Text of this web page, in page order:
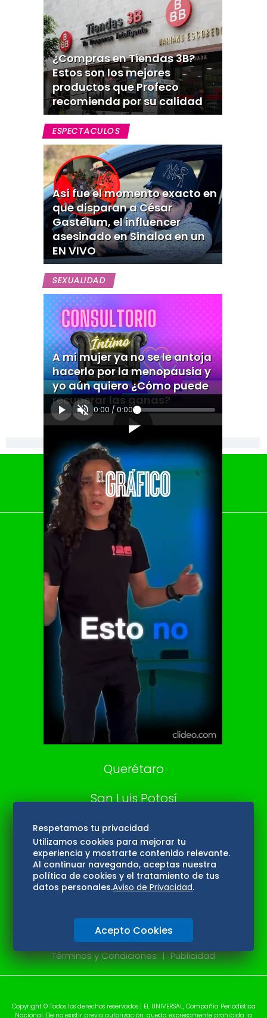
¿Compras en Tiendas 3B?
Estos son los mejores
productos que Profeco
recomienda por su calidad
ESPECTACULOS
Así fue el momento exacto en
que disparan a César
Gastélum, el influencer
asesinado en Sinaloa en un
EN VIVO
SEXUALIDAD
A mi mujer ya no se le antoja
hacerlo por la menopausia y
yo aún quiero ¿Cómo puede
recuperar las ganas?
0:00 / 0:00
[Publicidad]
El Universal
Vive USA
Clase
De 10 sports
DeDinero
Confabulario
Aviso Oportuno
Consultas
Querétaro
San Luis Potosí
Edomex
Consultas
Hidalgo
Oaxaca
Aviso de privacidad
Directorio
Términos y Condiciones
Publicidad
Copyright © Todos los derechos reservados | EL UNIVERSAL, Compañía Periodística
Nacional. De no existir previa autorización, queda expresamente prohibida la
Respetamos tu privacidad
Utilizamos cookies para mejorar tu
experiencia y mostrarte contenido relevante.
Al continuar navegando, aceptas nuestra
política de cookies y el tratamiento de tus
datos personales.Aviso de Privacidad.
Acepto Cookies